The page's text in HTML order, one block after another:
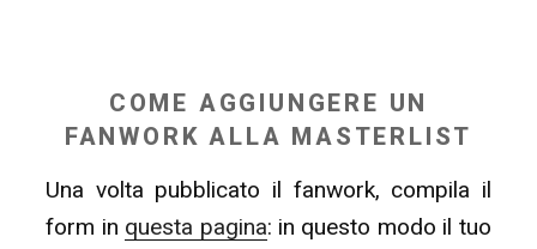
COME AGGIUNGERE UN
FANWORK ALLA MASTERLIST
Una volta pubblicato il fanwork, compila il
form in questa pagina: in questo modo il tuo